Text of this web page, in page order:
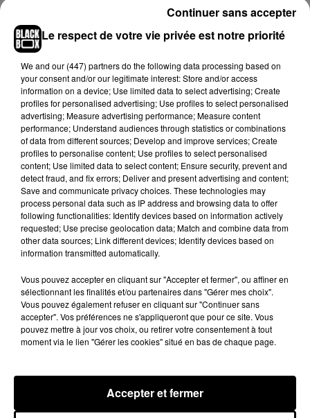
https://t.co/DDS9zTC1Kt
pic.twitter.com/5qrwcoqj9I
— Circulation BxMetro (@CirculationBxM)
2021
Hip-Hop News
6 août 2026
Franglish et Keblack dévoilent une
session live surprise
5 août 2026
Russ frappe fort avec son nouveau
single « Coulda Shoulda Woulda »
5 août 2026
son WpointM Tour
Le respect de votre vie privée est notre priorité
We and our (447) partnersdo the following data processing based on
your consent and/or our legitimate interest: Store and/or access
information on a device; Use limited data to select advertising; Create
profiles for personalised advertising; Use profiles to select personalised
advertising; Measure advertising performance; Measure content
performance; Understand audiences through statistics or combinations
of data from different sources; Develop and improve services; Create
profiles to personalise content; Use profiles to select personalised
content; Use limited data to select content; Ensure security, prevent and
detect fraud, and fix errors; Deliver and present advertising and content;
Save and communicate privacy choices. These technologies may
process personal data such as IP address and browsing data to offer
following functionalities: Identify devices based on information actively
requested; Use precise geolocation data; Match and combine data from
other data sources; Link different devices; Identify devices based on
information transmitted automatically.
Vous pouvez accepter en cliquant sur "Accepter et fermer", ou affiner en
sélectionnant les finalités et/ou partenaires dans "Gérer mes choix".
Vous pouvez également refuser en cliquant sur "Continuer sans
accepter". Vos préférences ne s'appliqueront que pour ce site. Vous
pouvez mettre à jour vos choix, ou retirer votre consentement à tout
moment via le lien "Gérer les cookies" situé en bas de chaque page.
Accepter et fermer
Continuer sans accepter